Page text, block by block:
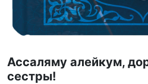
Ассаляму алейкум,
сестры!